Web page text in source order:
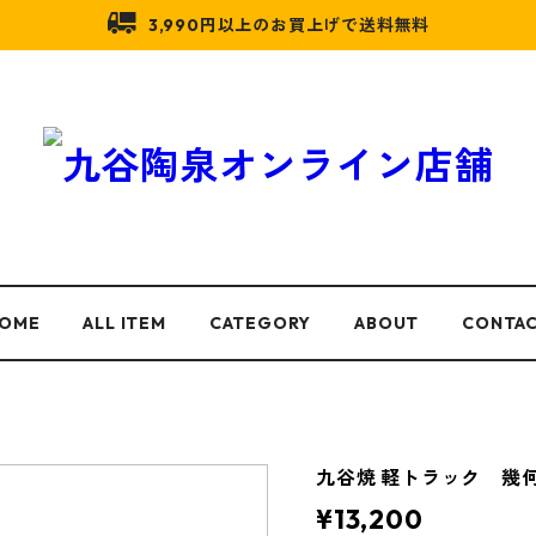
3,990円以上のお買上げで送料無料
ALL ITEM CATEGORY ABOUT
九谷焼 軽トラック 幾
¥13,200